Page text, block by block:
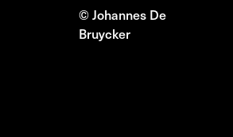
© Johannes De
Bruycker